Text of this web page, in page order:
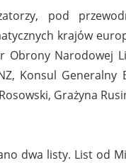
pod
krajów
Obrony Narodowej
Konsul Generalny
Grażyna
dwa listy. List od